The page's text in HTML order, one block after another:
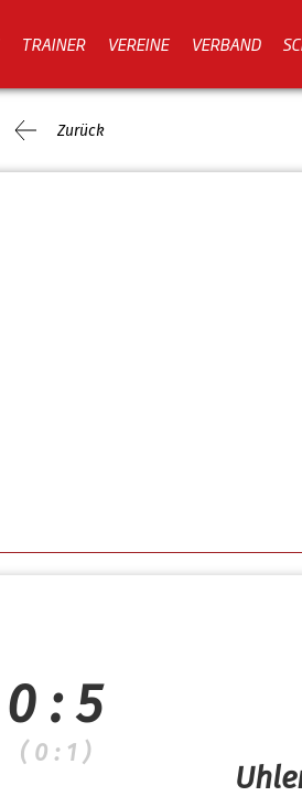
TRAINER VEREINE VERBAND
Zurück
0 : 5
( 0 : 1 )